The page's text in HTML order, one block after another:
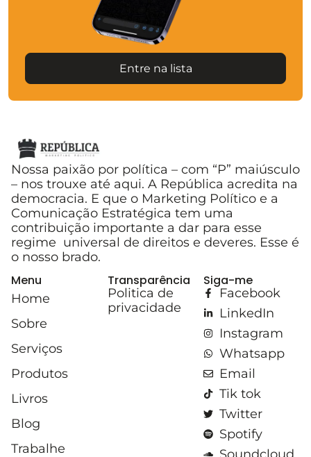
Entre na lista
Nossa paixão por política – com “P” maiúsculo
– nos trouxe até aqui. A República acredita na
democracia. E que o Marketing Político e a
Comunicação Estratégica tem uma
contribuição importante a dar para esse
regime universal de direitos e deveres. Esse é
o nosso brado.
Menu
Home
Sobre
Serviços
Produtos
Livros
Blog
Trabalhe
Transparência
Politica de
privacidade
Siga-me
Facebook
LinkedIn
Instagram
Whatsapp
Email
Tik tok
Twitter
Spotify